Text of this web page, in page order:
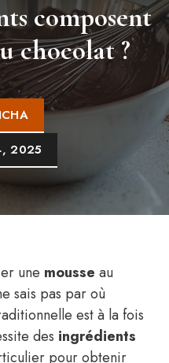
composent
chocolat ​?
2025
une mousse au
sais pas par où
est à la fois
des ingrédients
pour obtenir